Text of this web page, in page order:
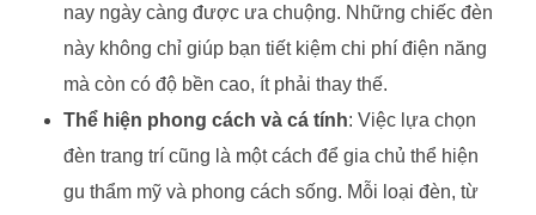
nay ngày càng được ưa chuộng. Những chiếc đèn
này không chỉ giúp bạn tiết kiệm chi phí điện năng
mà còn có độ bền cao, ít phải thay thế.
Thể hiện phong cách và cá tính: Việc lựa chọn
đèn trang trí cũng là một cách để gia chủ thể hiện
gu thẩm mỹ và phong cách sống. Mỗi loại đèn, từ